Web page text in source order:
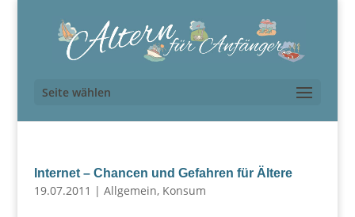
Seite wählen
Internet – Chancen und Gefahren für Ältere
19.07.2011 | Allgemein, Konsum